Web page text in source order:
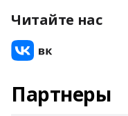
Читайте нас
Партнеры